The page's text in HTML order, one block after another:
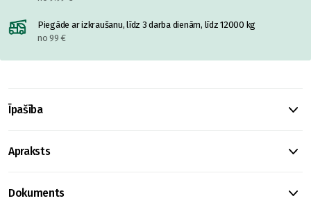
Piegāde ar izkraušanu, līdz 3 darba dienām, līdz 12000 kg
no 99 €
Īpašība
Apraksts
Dokuments